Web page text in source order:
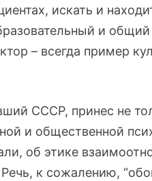
искать и
и общий
– всегда пример
СССР, принес не
и общественной
об этике
к сожалению,